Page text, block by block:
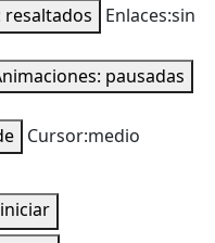
resaltados
Enlaces:sin
pausadas
Cursor:medio